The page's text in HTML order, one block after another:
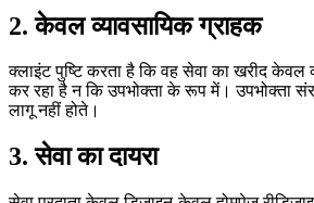
2. केवल व्यावसायिक ग्राहक
क्लाइंट पुष्टि करता है कि वह सेवा का खरीद केवल
कर रहा है न कि उपभोक्ता के रूप में। उपभोक्ता
लागू नहीं होते।
3. सेवा का दायरा